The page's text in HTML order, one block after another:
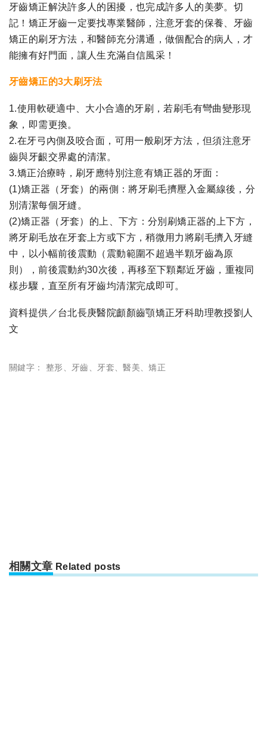
牙齒矯正解決許多人的困擾，也完成許多人的美夢。切
記！矯正牙齒一定要找專業醫師，注意牙套的保養、牙齒
矯正的刷牙方法，和醫師充分溝通，做個配合的病人，才
能擁有好門面，讓人生充滿自信風采！
牙齒矯正的3大刷牙法
1.使用軟硬適中、大小合適的牙刷，若刷毛有彎曲變形現
象，即需更換。
2.在牙弓內側及咬合面，可用一般刷牙方法，但須注意牙
齒與牙齦交界處的清潔。
3.矯正治療時，刷牙應特別注意有矯正器的牙面：
(1)矯正器（牙套）的兩側：將牙刷毛擠壓入金屬線後，分
別清潔每個牙縫。
(2)矯正器（牙套）的上、下方：分別刷矯正器的上下方，
將牙刷毛放在牙套上方或下方，稍微用力將刷毛擠入牙縫
中，以小幅前後震動（震動範圍不超過半顆牙齒為原
則），前後震動約30次後，再移至下顆鄰近牙齒，重複同
樣步驟，直至所有牙齒均清潔完成即可。
資料提供／台北長庚醫院顱顏齒顎矯正牙科助理教授劉人
文
關鍵字： 整形、 牙齒、 牙套、醫美、矯正
相關文章 Related posts